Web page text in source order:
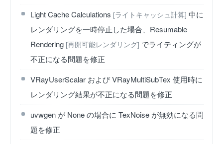
Light Cache Calculations [ライトキャッシュ計算] 中に
レンダリングを一時停止した場合、Resumable
Rendering [再開可能レンダリング] でライティングが
不正になる問題を修正
VRayUserScalar および VRayMultiSubTex 使用時に
レンダリング結果が不正になる問題を修正
uvwgen が None の場合に TexNoise が無効になる問
題を修正